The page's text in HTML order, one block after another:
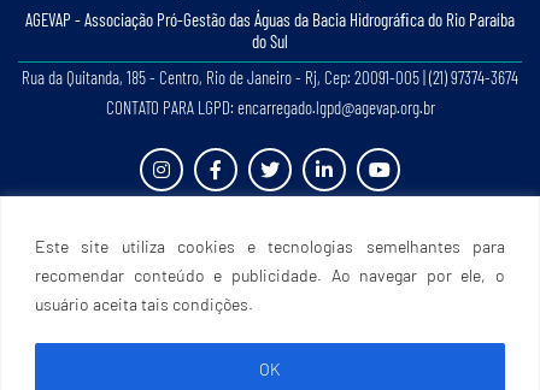
Este site utiliza cookies e tecnologias semelhantes para
recomendar conteúdo e publicidade. Ao navegar por ele, o
usuário aceita tais condições.
OK
AGEVAP - Associação Pró-Gestão das Águas da Bacia Hidrográﬁca do Rio Paraíba
do Sul
Rua da Quitanda, 185 - Centro, Rio de Janeiro - Rj, Cep: 20091-005 | (21) 97374-3674
CONTATO PARA LGPD: encarregado.lgpd@agevap.org.br